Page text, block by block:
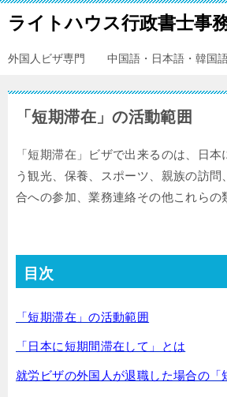
ライトハウス行政書士事
外国人ビザ専門 中国語・日本語・韓国
「短期滞在」の活動範囲
「短期滞在」ビザで出来るのは、日
う観光、保養、スポーツ、親族の訪問
合への参加、業務連絡その他これらの
目次
「短期滞在」の活動範囲
「日本に短期間滞在して」とは
就労ビザの外国人が退職した場合の「